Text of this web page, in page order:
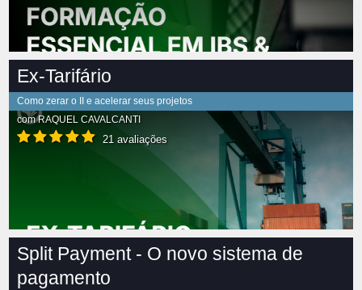
Ex-Tarifário
Como zerar o II e acelerar seus projetos
comRAQUEL CAVALCANTI
21 avaliações
Split Payment - O novo sistema de
pagamento